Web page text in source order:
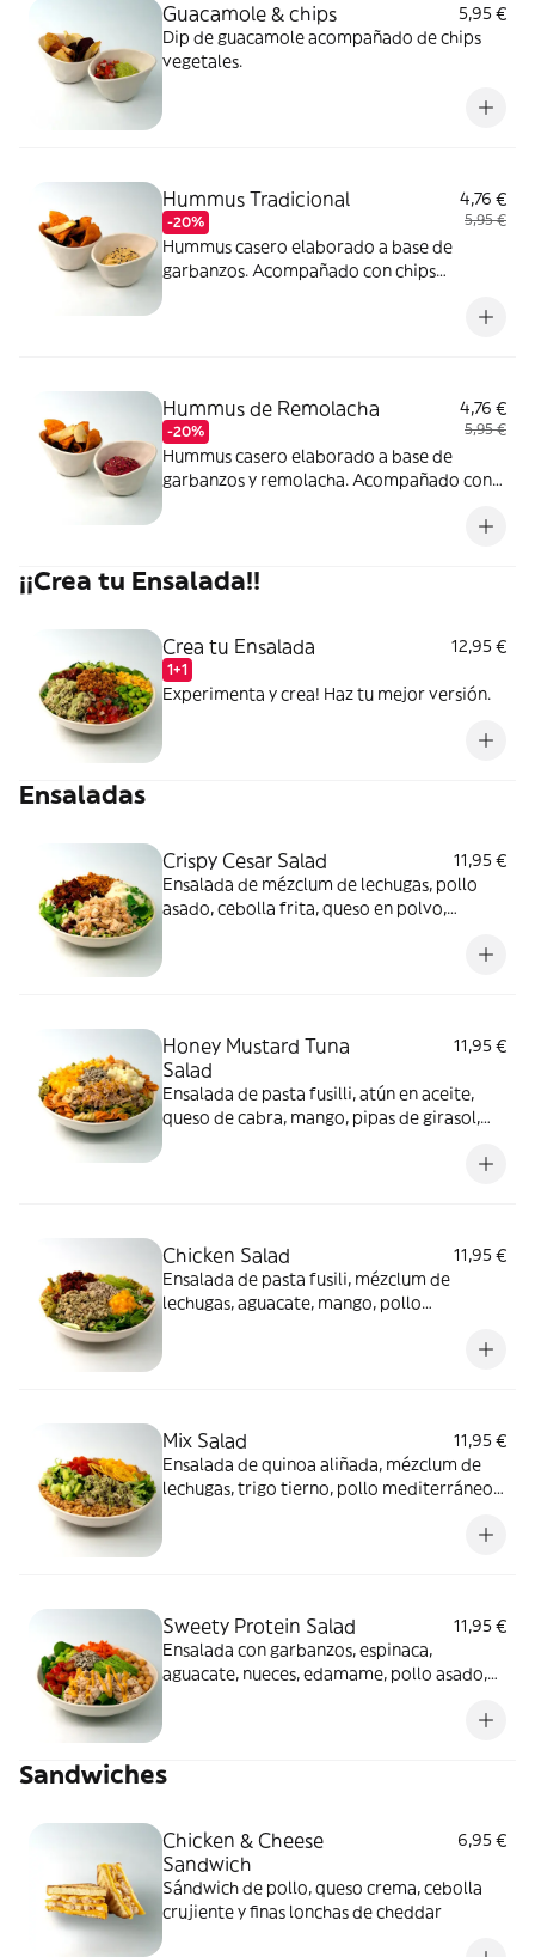
Guacamole & chips
5,95 €
Dip de guacamole acompañado de chips
vegetales.
Hummus Tradicional
-20%
4,76 €
5,95 €
Hummus casero elaborado a base de
garbanzos. Acompañado con chips
Hummus de Remolacha
-20%
4,76 €
5,95 €
Hummus casero elaborado a base de
garbanzos y remolacha. Acompañado con
¡¡Crea tu Ensalada!!
Crea tu Ensalada
1+1
12,95 €
Experimenta y crea! Haz tu mejor versión.
Ensaladas
Crispy Cesar Salad
11,95 €
Ensalada de mézclum de lechugas, pollo
asado, cebolla frita, queso en polvo,
Honey Mustard Tuna
Salad
11,95 €
Ensalada de pasta fusilli, atún en aceite,
queso de cabra, mango, pipas de girasol,
Chicken Salad
11,95 €
Ensalada de pasta fusili, mézclum de
lechugas, aguacate, mango, pollo
Mix Salad
11,95 €
Ensalada de quinoa aliñada, mézclum de
lechugas, trigo tierno, pollo mediterráneo,
Sweety Protein Salad
11,95 €
Ensalada con garbanzos, espinaca,
aguacate, nueces, edamame, pollo asado,
Sandwiches
Chicken & Cheese
Sandwich
6,95 €
Sándwich de pollo, queso crema, cebolla
crujiente y finas lonchas de cheddar